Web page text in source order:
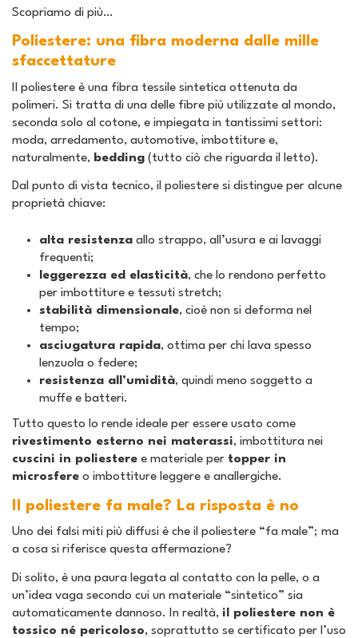
Scopriamo di più…
Poliestere: una fibra moderna dalle mille
sfaccettature
Il poliestere è una fibra tessile sintetica ottenuta da
polimeri. Si tratta di una delle fibre più utilizzate al mondo,
seconda solo al cotone, e impiegata in tantissimi settori:
moda, arredamento, automotive, imbottiture e,
naturalmente, bedding (tutto ciò che riguarda il letto).
Dal punto di vista tecnico, il poliestere si distingue per alcune
proprietà chiave:
alta resistenza allo strappo, all’usura e ai lavaggi
frequenti;
leggerezza ed elasticità, che lo rendono perfetto
per imbottiture e tessuti stretch;
stabilità dimensionale, cioè non si deforma nel
tempo;
asciugatura rapida, ottima per chi lava spesso
lenzuola o federe;
resistenza all’umidità, quindi meno soggetto a
muffe e batteri.
Tutto questo lo rende ideale per essere usato come
rivestimento esterno nei materassi, imbottitura nei
cuscini in poliestere e materiale per topper in
microsfere o imbottiture leggere e anallergiche.
Il poliestere fa male? La risposta è no
Uno dei falsi miti più diffusi è che il poliestere “fa male”; ma
a cosa si riferisce questa affermazione?
Di solito, è una paura legata al contatto con la pelle, o a
un’idea vaga secondo cui un materiale “sintetico” sia
automaticamente dannoso. In realtà, il poliestere non è
tossico né pericoloso, soprattutto se certificato per l’uso